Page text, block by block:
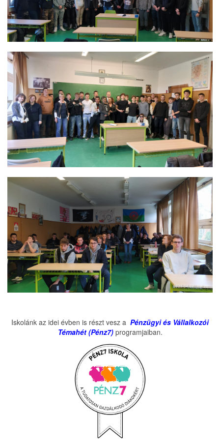
Iskolánk az idei évben is részt vesz a Pénzügyi és Vállalkozói
Témahét (Pénz7)programjaiban.